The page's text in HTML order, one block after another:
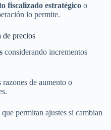
fiscalizado estratégico o
lo permite.
de precios
considerando incrementos
de aumento o
permitan ajustes si cambian